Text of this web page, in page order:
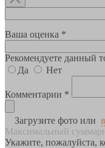
Ваша оценка *
Рекомендуете данный
Да
Нет
Комментарии *
Загрузите фото или
Максимальный
Укажите, пожалуйста,